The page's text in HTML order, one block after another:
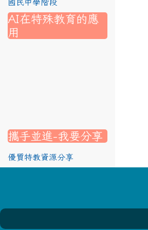
國民中學階段
AI在特殊教育的應
用
攜手並進-我要分享
優質特教資源分享